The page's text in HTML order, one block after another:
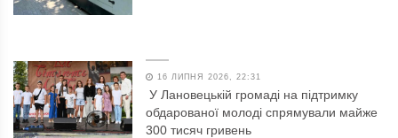
16 ЛИПНЯ 2026, 22:31
У Лановецькій громаді на підтримку
обдарованої молоді спрямували майже
300 тисяч гривень